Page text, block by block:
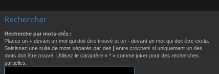
de
Rechercher
Recherche par mots-clés :
Placez un + devant un mot qui doit être trouvé et un - devant un mot qui doit être exclu.
Saisissez une suite de mots séparés par des | entre crochets si uniquement un des
mots doit être trouvé. Utilisez le caractère « * » comme joker pour des recherches
partielles.